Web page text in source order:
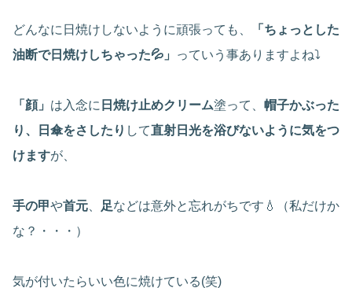
どんなに日焼けしないように頑張っても、
「ちょっとした
油断で日焼けしちゃった💦」
っていう事ありますよね⤵
「顔」 は入念に 日焼け止めクリーム塗って、 帽子かぶった
り、日傘をさしたり して直射日光を浴びないように気をつ
けますが、
手の甲や首元、 足などは意外と忘れがちです💧（私だけか
な？・・・）
気が付いたらいい色に焼けている(笑)